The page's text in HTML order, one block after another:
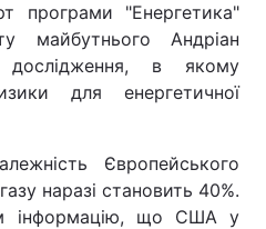
програми "Енергетика"
майбутнього Андріан
дослідження, в якому
для енергетичної
Європейського
наразі становить 40%.
інформацію, що США у